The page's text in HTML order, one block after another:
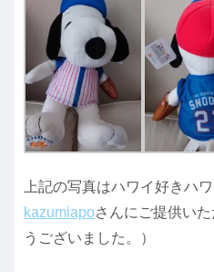
上記の写真はハワイ好きハ
kazumiapoさんにご提供い
うございました。）